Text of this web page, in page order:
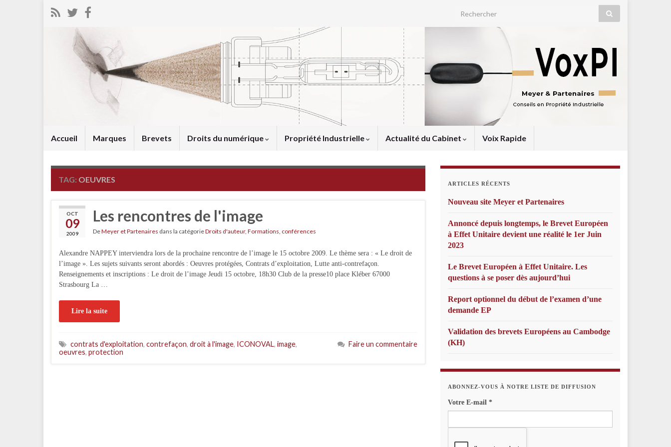
Search for:
Accueil Marques Brevets Droits du numérique Propriété Industrielle Actualité du Cabinet Voix Rapide
TAG: OEUVRES
OCT
09
2009
Les rencontres de l'image
DeMeyer et Partenaires dans la catégorieDroits d'auteur, Formations, conférences
Alexandre NAPPEY interviendra lors de la prochaine rencontre de l’image le 15 octobre 2009. Le thème sera : « Le droit de
l’image ». Les sujets suivants seront abordés : Oeuvres protégées, Contrats d’exploitation, Lutte anti-contrefaçon.
Renseignements et inscriptions : Le droit de l’image Jeudi 15 octobre, 18h30 Club de la presse10 place Kléber 67000
Strasbourg La …
Lire la suite
contrats d'exploitation, contrefaçon, droit à l'image, ICONOVAL, image,
oeuvres, protection
Faire un commentaire
ARTICLES RÉCENTS
Nouveau site Meyer et Partenaires
Annoncé depuis longtemps, le Brevet Européen
à Effet Unitaire devient une réalité le 1er Juin
2023
Le Brevet Européen à Effet Unitaire. Les
questions à se poser dès aujourd’hui
Report optionnel du début de l’examen d’une
demande EP
Validation des brevets Européens au Cambodge
(KH)
ABONNEZ-VOUS À NOTRE LISTE DE DIFFUSION
Votre E-mail *